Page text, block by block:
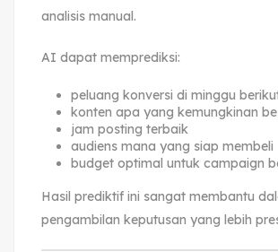
analisis manual.
AI dapat memprediksi:
peluang konversi di minggu
konten apa yang kemungkinan
jam posting terbaik
audiens mana yang siap membeli
budget optimal untuk campaign
Hasil prediktif ini sangat membantu
pengambilan keputusan yang lebih